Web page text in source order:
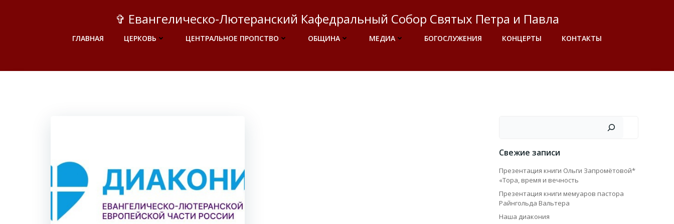
✞ Евангелическо-Лютеранский Кафедральный Собор Святых Петра и Павла
ГЛАВНАЯ ЦЕРКОВЬ ЦЕНТРАЛЬНОЕ ПРОПСТВО ОБЩИНА МЕДИА БОГОСЛУЖЕНИЯ КОНЦЕРТЫ КОНТАКТЫ
Свежие записи
Презентация книги Ольги Запромётовой*
«Тора, время и вечность
Презентация книги мемуаров пастора
Райнгольда Вальтера
Наша диакония